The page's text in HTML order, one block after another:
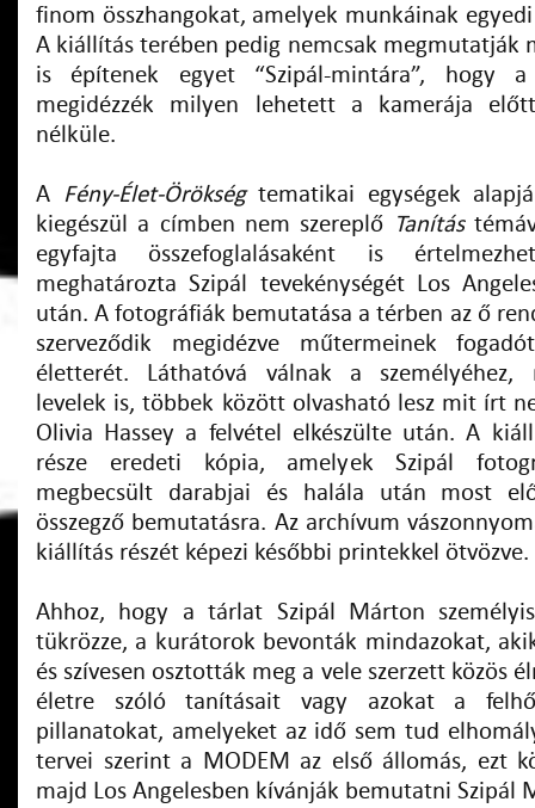
finom összhangokat, amelyek munkáinak
A kiállítás terében pedig nemcsak megmutatják
is építenek egyet “Szipál-mintára”, hogy
megidézzék milyen lehetett a kamerája
nélküle.
A Fény-Élet-Örökség tematikai egységek
kiegészül a címben nem szereplő Tanítás
egyfajta összefoglalásaként is
meghatározta Szipál tevekénységét Los
után. A fotográfiák bemutatása a térben az ő
szerveződik megidézve műtermeinek
életterét. Láthatóvá válnak a személyéhez,
levelek is, többek között olvasható lesz mit írt
Olivia Hassey a felvétel elkészülte után. A
része eredeti kópia, amelyek Szipál
megbecsült darabjai és halála után most
összegző bemutatásra. Az archívum
kiállítás részét képezi későbbi printekkel ötvözve.
Ahhoz, hogy a tárlat Szipál Márton
tükrözze, a kurátorok bevonták mindazokat,
és szívesen osztották meg a vele szerzett közös
életre szóló tanításait vagy azokat a
pillanatokat, amelyeket az idő sem tud
tervei szerint a MODEM az első állomás, ezt
majd Los Angelesben kívánják bemutatni Szipál